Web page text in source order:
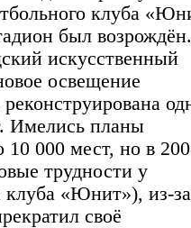
клуба
был возрождён.
искусственный
освещение
Имелись планы
000 мест, но в
трудности у
«Юнит»), из-за
своё